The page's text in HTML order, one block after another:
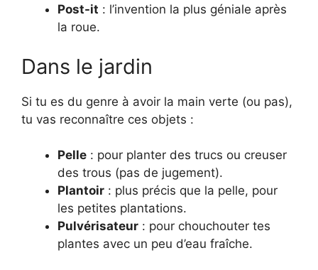
Post-it : l’invention la plus géniale après
la roue.
Dans le jardin
Si tu es du genre à avoir la main verte (ou pas),
tu vas reconnaître ces objets :
Pelle : pour planter des trucs ou creuser
des trous (pas de jugement).
Plantoir : plus précis que la pelle, pour
les petites plantations.
Pulvérisateur : pour chouchouter tes
plantes avec un peu d’eau fraîche.